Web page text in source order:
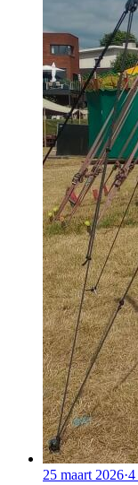
25 maart 2026·4